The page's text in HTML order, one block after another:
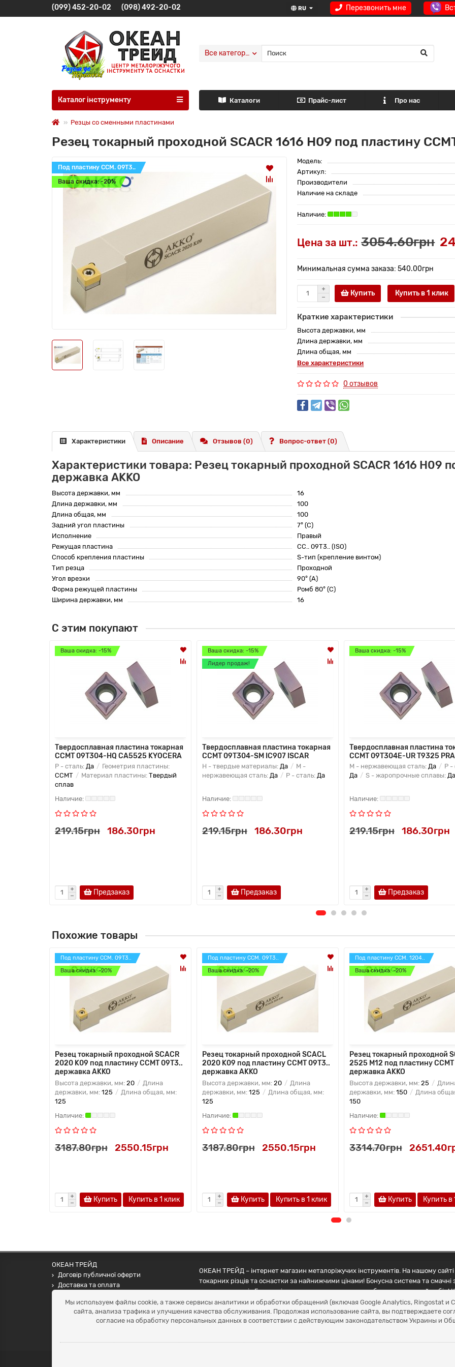
Перезвонить мне
RU
(099) 452-20-02 (098) 492-20-02
Все категории
Каталог інструменту Каталоги Прайс-лист Про нас
Резцы со сменными пластинами
Резец токарный проходной SCACR 1616 H09 под пластину
Под пластину CCM. 09T3..
Ваша скидка: -20%
Модель:
Артикул:
Производители
Наличие на складе
Цена за шт.: 3054.60грн
Минимальная сумма заказа: 540.00грн
Купить Купить в 1 клик
Краткие характеристики
Высота державки, мм
Длина державки, мм
Длина общая, мм
Все характеристики
0 отзывов
Характеристики Описание Отзывов (0) Вопрос-ответ (0)
Характеристики товара: Резец токарный проходной SCACR 1616 H09
державка AKKO
Высота державки, мм
16
Длина державки, мм
100
Длина общая, мм
100
Задний угол пластины
7° (C)
Исполнение
Правый
Режущая пластина
CC.. 09T3.. (ISO)
Способ крепления пластины
S-тип (крепление винтом)
Тип резца
Проходной
Угол врезки
90° (A)
Форма режущей пластины
Ромб 80° (C)
Ширина державки, мм
16
С этим покупают
Ваша скидка: -15%
Твердосплавная пластина токарная
CCMT 09T304-HQ CA5525 KYOCERA
P - сталь: Да
Геометрия пластины:
CCMT
Материал пластины: Твердый
сплав
219.15грн 186.30грн
Предзаказ
Ваша скидка: -15%
Лидер продаж!
Твердосплавная пластина токарная
CCMT 09T304-SM IC907 ISCAR
H - твердые материалы: Да
M -
нержавеющая сталь: Да P - сталь: Да
219.15грн 186.30грн
Предзаказ
Ваша скидка: -15%
Твердосплавная пластина
CCMT 09T304E-UR T9325
M - нержавеющая сталь: Да
P -
Да
S - жаропрочные сплавы: Да
219.15грн 186.30грн
Предзаказ
Похожие товары
Под пластину CCM. 09T3..
Ваша скидка: -20%
Резец токарный проходной SCACR
2020 K09 под пластину CCMT 09T3..
державка AKKO
Высота державки, мм: 20
Длина
державки, мм: 125
Длина общая, мм:
125
3187.80грн 2550.15грн
Купить Купить в 1 клик
Под пластину CCM. 09T3..
Ваша скидка: -20%
Резец токарный проходной SCACL
2020 K09 под пластину CCMT 09T3..
державка AKKO
Высота державки, мм: 20
Длина
державки, мм: 125
Длина общая, мм:
125
3187.80грн 2550.15грн
Купить Купить в 1 клик
Под пластину CCM. 1204..
Ваша скидка: -20%
Резец токарный проходной
2525 M12 под пластину
державка AKKO
Высота державки, мм: 25
державки, мм: 150
Длина
150
3314.70грн
Купить Купить в
ОКЕАН ТРЕЙД
Договір публичної оферти
Доставка та оплата
Умови повернення
+38 (099) 452-20-02
ОКЕАН ТРЕЙД – інтернет магазин металоріжучих інструментів. На нашому
токарних різців та оснастки за найнижчими цінами! Бонусна система та
наших партнерів Грамотні менеджери допоможуть зробити правильний вибір!
Мы используем файлы cookie, а также сервисы аналитики и обработки обращений (включая Google Analytics, Ringostat и
сайта, анализа трафика и улучшения качества обслуживания. Продолжая использование сайта, вы подтверждаете
согласие на обработку персональных данных в соответствии с действующим законодательством Украины и